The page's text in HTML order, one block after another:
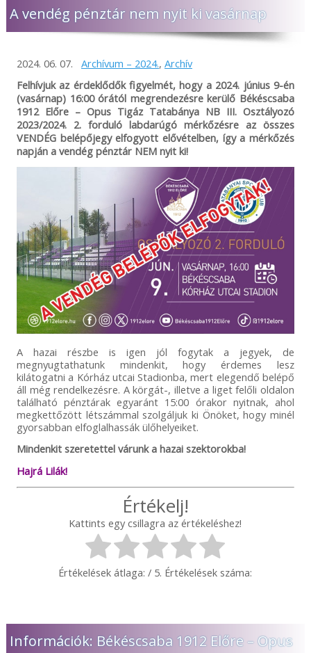
A vendég pénztár nem nyit ki vasárnap
2024. 06. 07. Archívum – 2024., Archív
Felhívjuk az érdeklődők figyelmét, hogy a 2024. június 9-én
(vasárnap) 16:00 órától megrendezésre kerülő Békéscsaba
1912 Előre – Opus Tigáz Tatabánya NB III. Osztályozó
2023/2024. 2. forduló labdarúgó mérkőzésre az összes
VENDÉG belépőjegy elfogyott elővételben, így a mérkőzés
napján a vendég pénztár NEM nyit ki!
A hazai részbe is igen jól fogytak a jegyek, de
megnyugtathatunk mindenkit, hogy érdemes lesz
kilátogatni a Kórház utcai Stadionba, mert elegendő belépő
áll még rendelkezésre. A körgát-, illetve a liget felőli oldalon
található pénztárak egyaránt 15:00 órakor nyitnak, ahol
megkettőzött létszámmal szolgáljuk ki Önöket, hogy minél
gyorsabban elfoglalhassák ülőhelyeiket.
Mindenkit szeretettel várunk a hazai szektorokba!
Hajrá Lilák!
Értékelj!
Kattints egy csillagra az értékeléshez!
Értékelések átlaga:/ 5. Értékelések száma:
Információk: Békéscsaba 1912 Előre – Opus